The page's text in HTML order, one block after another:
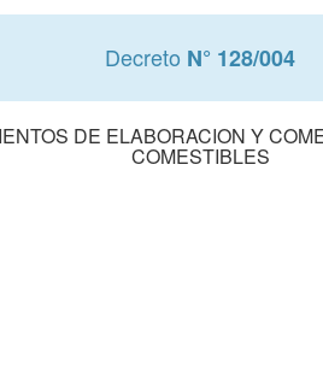
Decreto N° 128/004
DE ELABORACION Y
COMESTIBLES